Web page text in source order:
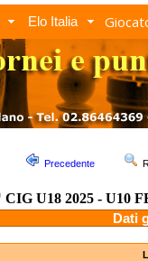
Elo Italia
Precedente
CIG U18 2025 - U10
Dati